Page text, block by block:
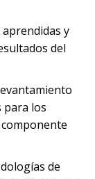
y
del
para los
de